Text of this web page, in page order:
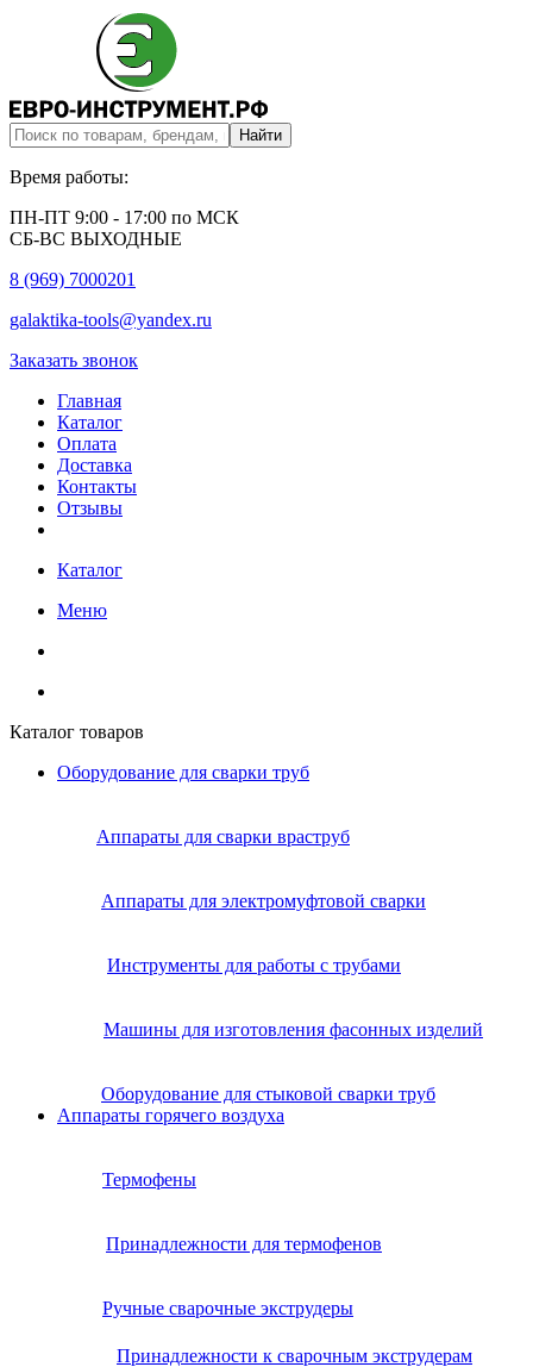
Время работы:
ПН-ПТ 9:00 - 17:00 по МСК
СБ-ВС ВЫХОДНЫЕ
8 (969) 7000201
galaktika-tools@yandex.ru
Заказать звонок
Главная
Каталог
Оплата
Доставка
Контакты
Отзывы
Каталог
Меню
Каталог товаров
Оборудование для сварки труб
Аппараты для сварки враструб
Аппараты для электромуфтовой сварки
Инструменты для работы с трубами
Машины для изготовления фасонных изделий
Оборудование для стыковой сварки труб
Аппараты горячего воздуха
Термофены
Принадлежности для термофенов
Ручные сварочные экструдеры
Принадлежности к сварочным экструдерам